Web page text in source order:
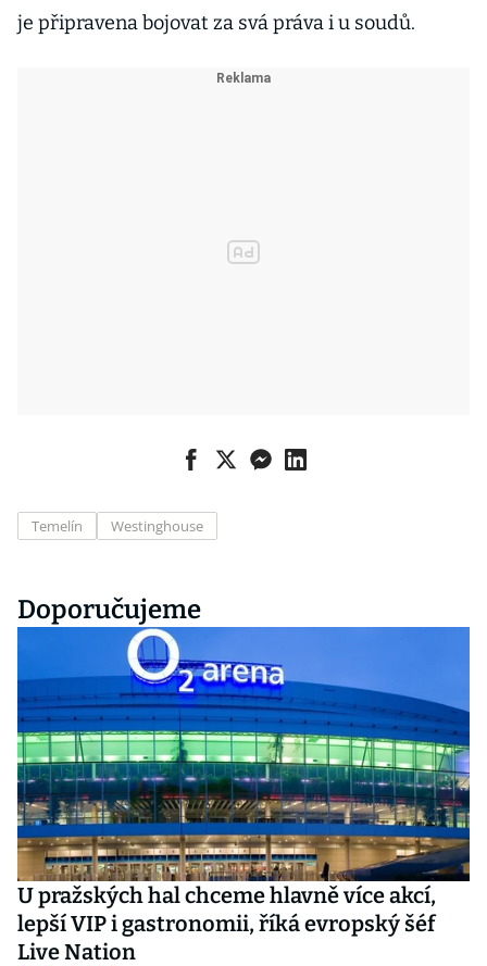
je připravena bojovat za svá práva i u soudů.
Temelín Westinghouse
Doporučujeme
U pražských hal chceme hlavně více akcí,
lepší VIP i gastronomii, říká evropský šéf
Live Nation